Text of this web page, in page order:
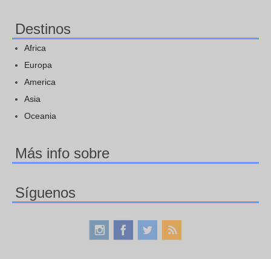
Destinos
Africa
Europa
America
Asia
Oceania
Más info sobre
Síguenos